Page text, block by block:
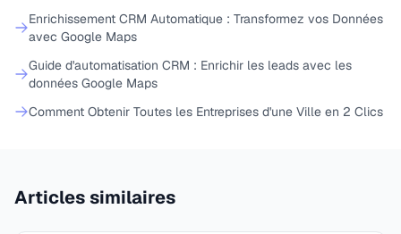
Enrichissement CRM Automatique : Transformez vos Données
avec Google Maps
Guide d'automatisation CRM : Enrichir les leads avec les
données Google Maps
Comment Obtenir Toutes les Entreprises d'une Ville en 2 Clics
Articles similaires